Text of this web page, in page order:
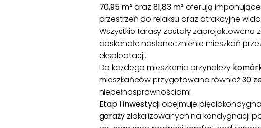
70,95 m² oraz 81,83 m² oferują imponujące
przestrzeń do relaksu oraz atrakcyjne
Wszystkie tarasy zostały zaprojektowane z
doskonałe nasłonecznienie mieszkań
eksploatacji.
Do każdego mieszkania przynależy
mieszkańców przygotowano również30
niepełnosprawnościami.
Etap I inwestycjiobejmuje
garaży zlokalizowanych na kondygnacji